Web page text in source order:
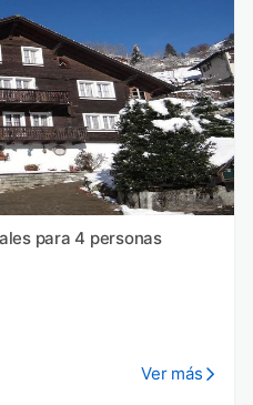
para 4 personas
Ver más